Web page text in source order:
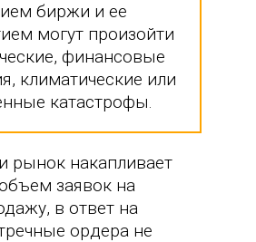
биржи и ее
могут произойти
финансовые
климатические или
катастрофы.
рынок накапливает
заявок на
в ответ на
ордера не